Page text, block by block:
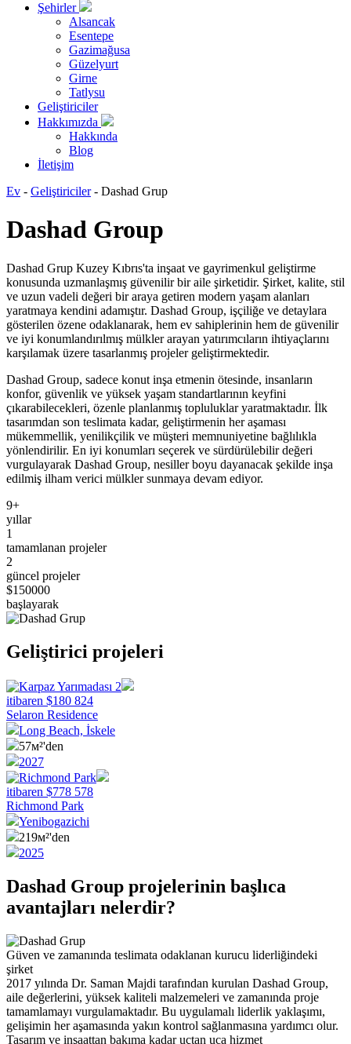
Şehirler
Alsancak
Esentepe
Gazimağusa
Güzelyurt
Girne
Tatlysu
Geliştiriciler
Hakkımızda
Hakkında
Blog
İletişim
Ev - Geliştiriciler- Dashad Grup
Dashad Group
Dashad Grup Kuzey Kıbrıs'ta inşaat ve gayrimenkul geliştirme
konusunda uzmanlaşmış güvenilir bir aile şirketidir. Şirket, kalite, stil
ve uzun vadeli değeri bir araya getiren modern yaşam alanları
yaratmaya kendini adamıştır. Dashad Group, işçiliğe ve detaylara
gösterilen özene odaklanarak, hem ev sahiplerinin hem de güvenilir
ve iyi konumlandırılmış mülkler arayan yatırımcıların ihtiyaçlarını
karşılamak üzere tasarlanmış projeler geliştirmektedir.
Dashad Group, sadece konut inşa etmenin ötesinde, insanların
konfor, güvenlik ve yüksek yaşam standartlarının keyfini
çıkarabilecekleri, özenle planlanmış topluluklar yaratmaktadır. İlk
tasarımdan son teslimata kadar, geliştirmenin her aşaması
mükemmellik, yenilikçilik ve müşteri memnuniyetine bağlılıkla
yönlendirilir. En iyi konumları seçerek ve sürdürülebilir değeri
vurgulayarak Dashad Group, nesiller boyu dayanacak şekilde inşa
edilmiş ilham verici mülkler sunmaya devam ediyor.
9+
yıllar
1
tamamlanan projeler
2
güncel projeler
$150000
başlayarak
Geliştirici projeleri
itibaren $180 824
Selaron Residence
Long Beach, İskele
57м²'den
2027
itibaren $778 578
Richmond Park
Yenibogazichi
219м²'den
2025
Dashad Group projelerinin başlıca
avantajları nelerdir?
Güven ve zamanında teslimata odaklanan kurucu liderliğindeki
şirket
2017 yılında Dr. Saman Majdi tarafından kurulan Dashad Group,
aile değerlerini, yüksek kaliteli malzemeleri ve zamanında proje
tamamlamayı vurgulamaktadır. Bu uygulamalı liderlik yaklaşımı,
gelişimin her aşamasında yakın kontrol sağlanmasına yardımcı olur.
Tasarım ve inşaattan bakıma kadar uçtan uca hizmet